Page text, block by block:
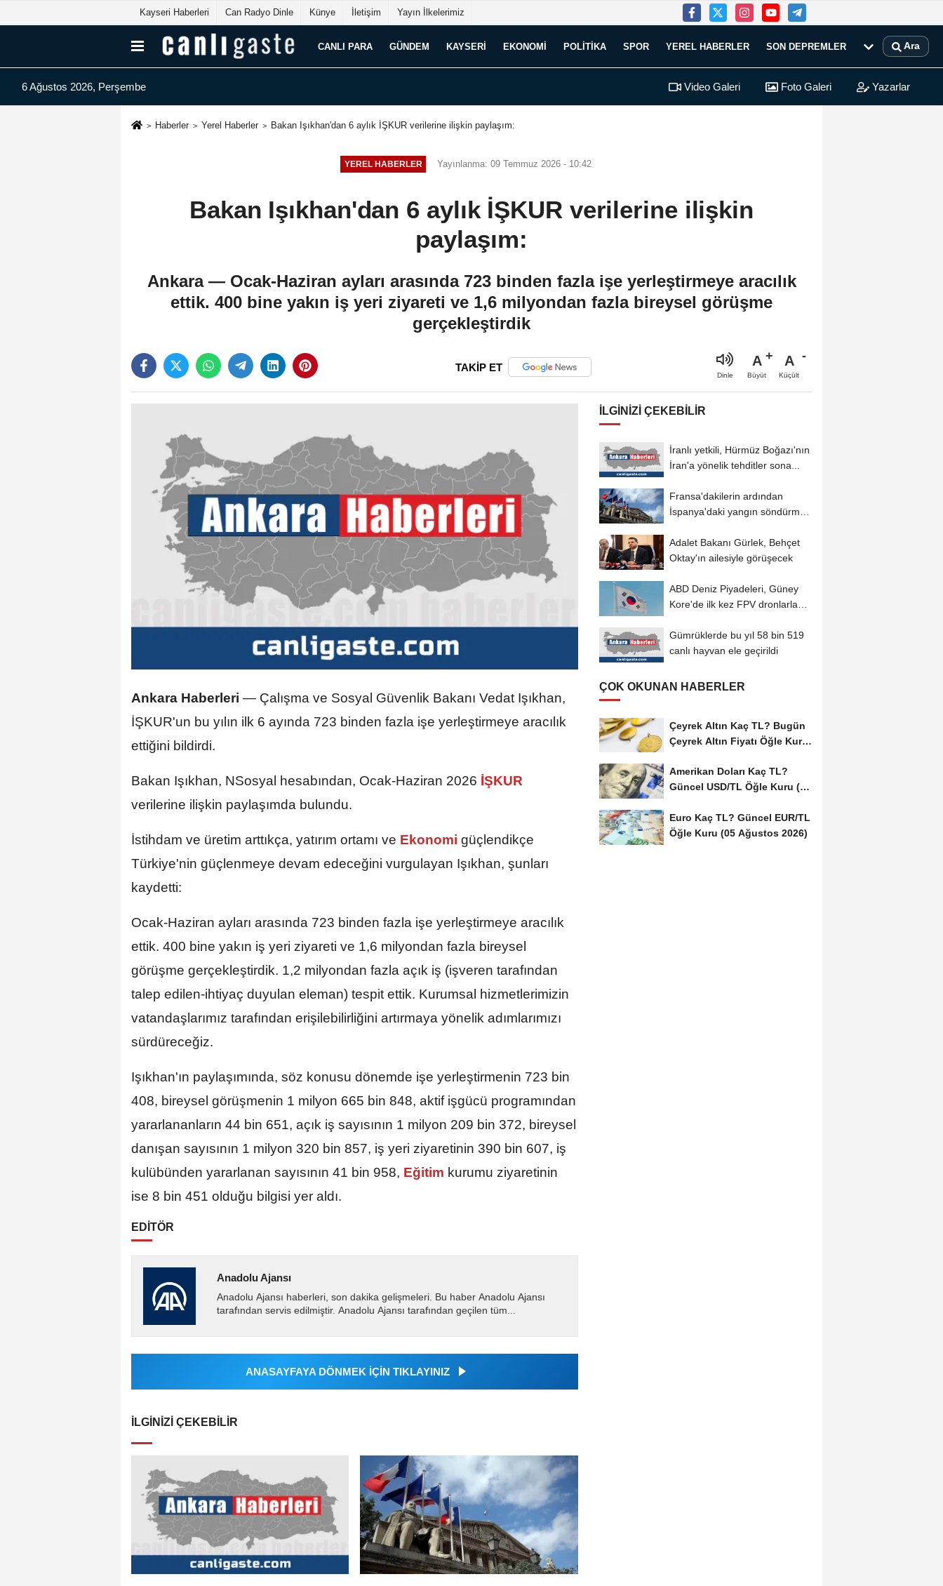
Kayseri Haberleri Can Radyo Dinle Künye İletişim Yayın İlkelerimiz
CANLI PARA GÜNDEM KAYSERI EKONOMI POLITIKA SPOR YEREL HABERLER SON DEPREMLER Ara
6 Ağustos 2026, Perşembe Video Galeri Foto Galeri Yazarlar
Haberler Yerel Haberler Bakan Işıkhan'dan 6 aylık İŞKUR verilerine ilişkin paylaşım:
YEREL HABERLER Yayınlanma: 09 Temmuz 2026 - 10:42
Bakan Işıkhan'dan 6 aylık İŞKUR verilerine ilişkin
paylaşım:
Ankara — Ocak-Haziran ayları arasında 723 binden fazla işe yerleştirmeye aracılık
ettik. 400 bine yakın iş yeri ziyareti ve 1,6 milyondan fazla bireysel görüşme
gerçekleştirdik
TAKİP ET
Dinle
A
Büyüt
A
Küçült
Ankara Haberleri — Çalışma ve Sosyal Güvenlik Bakanı Vedat Işıkhan,
İŞKUR'un bu yılın ilk 6 ayında 723 binden fazla işe yerleştirmeye aracılık
ettiğini bildirdi.
Bakan Işıkhan, NSosyal hesabından, Ocak-Haziran 2026 İŞKUR
verilerine ilişkin paylaşımda bulundu.
İstihdam ve üretim arttıkça, yatırım ortamı ve Ekonomi güçlendikçe
Türkiye'nin güçlenmeye devam edeceğini vurgulayan Işıkhan, şunları
kaydetti:
Ocak-Haziran ayları arasında 723 binden fazla işe yerleştirmeye aracılık
ettik. 400 bine yakın iş yeri ziyareti ve 1,6 milyondan fazla bireysel
görüşme gerçekleştirdik. 1,2 milyondan fazla açık iş (işveren tarafından
talep edilen-ihtiyaç duyulan eleman) tespit ettik. Kurumsal hizmetlerimizin
vatandaşlarımız tarafından erişilebilirliğini artırmaya yönelik adımlarımızı
sürdüreceğiz.
Işıkhan'ın paylaşımında, söz konusu dönemde işe yerleştirmenin 723 bin
408, bireysel görüşmenin 1 milyon 665 bin 848, aktif işgücü programından
yararlananların 44 bin 651, açık iş sayısının 1 milyon 209 bin 372, bireysel
danışan sayısının 1 milyon 320 bin 857, iş yeri ziyaretinin 390 bin 607, iş
kulübünden yararlanan sayısının 41 bin 958, Eğitim kurumu ziyaretinin
ise 8 bin 451 olduğu bilgisi yer aldı.
EDİTÖR
Anadolu Ajansı
Anadolu Ajansı haberleri, son dakika gelişmeleri. Bu haber Anadolu Ajansı
tarafından servis edilmiştir. Anadolu Ajansı tarafından geçilen tüm...
ANASAYFAYA DÖNMEK İÇİN TIKLAYINIZ
İLGINIZI ÇEKEBILIR
İLGINIZI ÇEKEBILIR
İranlı yetkili, Hürmüz Boğazı'nın
İran'a yönelik tehditler sona...
Fransa'dakilerin ardından
İspanya'daki yangın söndürme
Adalet Bakanı Gürlek, Behçet
Oktay'ın ailesiyle görüşecek
ABD Deniz Piyadeleri, Güney
Kore'de ilk kez FPV dronlarla
Gümrüklerde bu yıl 58 bin 519
canlı hayvan ele geçirildi
ÇOK OKUNAN HABERLER
Çeyrek Altın Kaç TL? Bugün
Çeyrek Altın Fiyatı Öğle Kuru
Amerikan Doları Kaç TL?
Güncel USD/TL Öğle Kuru (05
Euro Kaç TL? Güncel EUR/TL
Öğle Kuru (05 Ağustos 2026)